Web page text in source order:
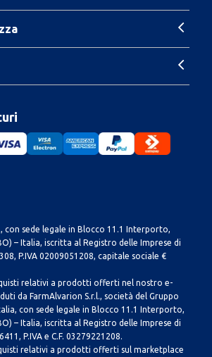
con sede legale in Blocco 11.1 Interporto,
– Italia, iscritta al Registro delle Imprese di
P.IVA 02009051208, capitale sociale €
relativi a prodotti offerti nel nostro e-
da FarmAlvarion S.r.l., società del Gruppo
con sede legale in Blocco 11.1 Interporto,
– Italia, iscritta al Registro delle Imprese di
P.IVA e C.F. 03279221208.
relativi a prodotti offerti sul marketplace